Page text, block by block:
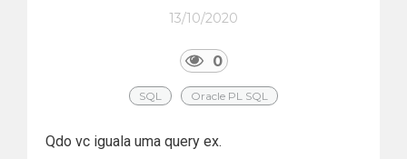
13/10/2020
0
SQL Oracle PL SQL
Qdo vc iguala uma query ex.